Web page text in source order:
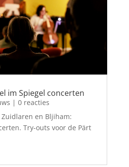
im Spiegel concerten
| 0 reacties
en Bljiham:
Try-outs voor de Pärt